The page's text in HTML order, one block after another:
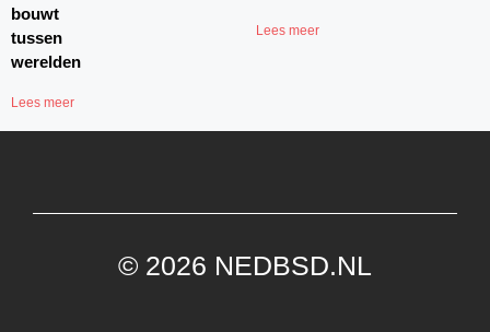
bouwt
tussen
werelden
Lees meer
Lees meer
© 2026 NEDBSD.NL